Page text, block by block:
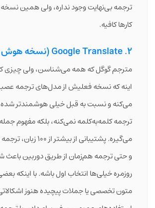
ترجمه بی‌نهایت وجود نداره، ولی همین
کارها کافیه.
2. Google Translate (نسخه هوش مصنوعی)
مترجم گوگل که همه می‌شناسن، ولی چیزی
اینه که نسخه فعلیش از مدل‌های ترجمه
می‌کنه و نسبت به قبل خیلی هوشمندتر
ترجمه کلمه‌به‌کلمه نمی‌کنه، بلکه مفهوم
می‌گیره. پشتیبانی از
و حتی ترجمه هم‌زمان از طریق دوربین باعث
روزمره خیلی‌ها انتخاب اول باشه. با اینکه
متون تخصصی یا جملات پیچیده هنوز